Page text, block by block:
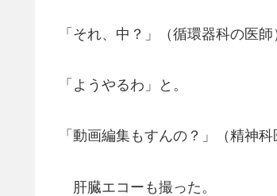
「それ、中？」（循環器科の医師
「ようやるわ」と。
「動画編集もすんの？」（精神科
肝臓エコーも撮った。